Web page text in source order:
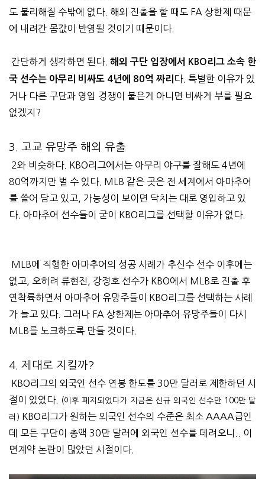
도 불리해질 수밖에 없다. 해외 진출을 할 때도 FA 상한제 때문
에 내려간 몸값이 반영될 것이기 때문이다.
간단하게 생각하면 된다. 해외 구단 입장에서 KBO리그 소속 한
국 선수는 아무리 비싸도 4년에 80억 짜리 다. 특별한 이유가 있
거나 다른 구단과 영입 경쟁이 붙은게 아니면 비싸게 부를 필요
없겠지?
3. 고교 유망주 해외 유출
2와 비슷하다. KBO리그에서는 아무리 야구를 잘해도 4년에
80억까지만 벌 수 있다. MLB 같은 곳은 전 세계에서 아마추어
를 쓸어 담고 있고, 가능성이 보이면 닥치는 대로 영입하고 있
다. 아마추어 선수들이 굳이 KBO리그를 선택할 이유가 없다.
MLB에 직행한 아마추어의 성공 사례가 추신수 선수 이후에는
없고, 오히려 류현진, 강정호 선수가 KBO에서 MLB로 진출 후
연착륙하면서 아마추어 유망주들이 KBO리그를 선택하는 사례
가 늘고 있다. 그러나 FA 상한제는 아마추어 유망주들이 다시
MLB를 노크하도록 만들 것이다.
4. 제대로 지킬까?
KBO리그의 외국인 선수 연봉 한도를 30만 달러로 제한하던 시
절이 있었다.
(이후 폐지되었다가 지금은 신규 외국인 선수만 100만 달
러)
KBO리그가 원하는 외국인 선수의 수준은 최소 AAAA급인
데 모든 구단이 총액 30만 달러에 외국인 선수를 데려오니.. 이
면계약 논란이 많았던 시절이다.